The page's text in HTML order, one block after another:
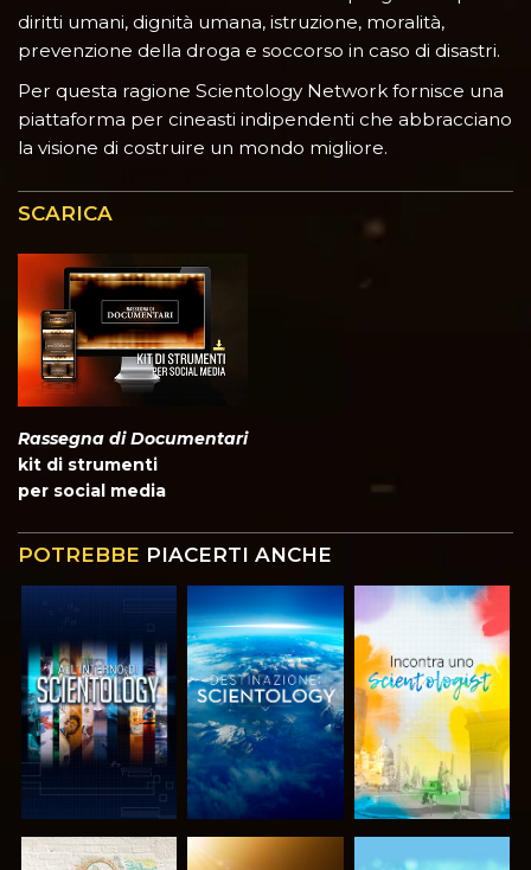
diritti umani, dignità umana, istruzione, moralità,
prevenzione della droga e soccorso in caso di disastri.
Per questa ragione Scientology Network fornisce una
piattaforma per cineasti indipendenti che abbracciano
la visione di costruire un mondo migliore.
SCARICA
Rassegna di Documentari
kit di strumenti
per social media
POTREBBE PIACERTI ANCHE